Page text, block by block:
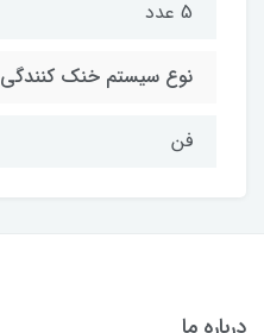
5 عدد
نوع سیستم خنک کنندگی
فن